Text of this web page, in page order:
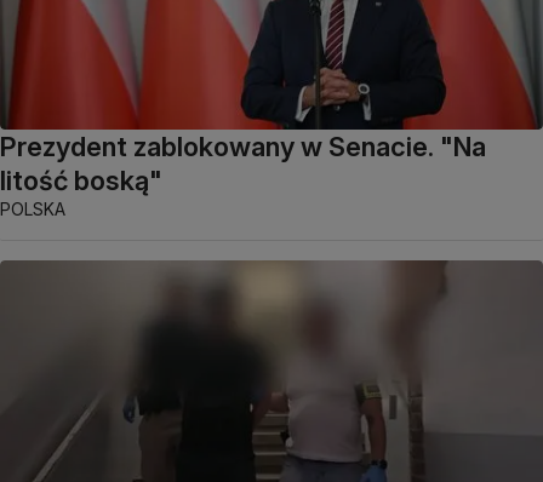
Prezydent zablokowany w Senacie. "Na
litość boską"
POLSKA